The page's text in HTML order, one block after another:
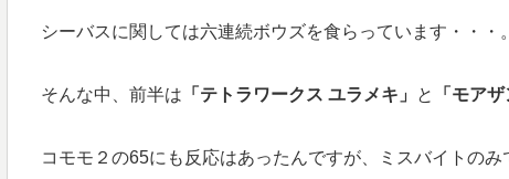
シーバスに関しては六連続ボウズを食らっています・・・。
そんな中、前半は 「テトラワークス ユラメキ」 と 「モア
コモモ２の65にも反応はあったんですが、ミスバイトのみ